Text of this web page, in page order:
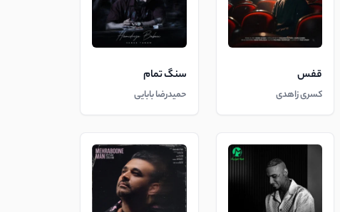
قفس
کسری زاهدی
سنگ تمام
حمیدرضا بابایی